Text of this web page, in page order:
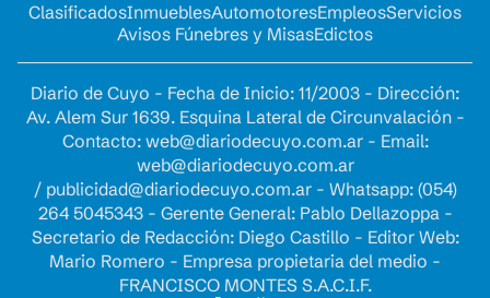
ClasificadosInmueblesAutomotoresEmpleosServicios
Avisos Fúnebres y MisasEdictos
Diario de Cuyo - Fecha de Inicio: 11/2003 - Dirección:
Av. Alem Sur 1639. Esquina Lateral de Circunvalación -
Contacto: web@diariodecuyo.com.ar- Email:
web@diariodecuyo.com.ar
/ publicidad@diariodecuyo.com.ar- Whatsapp: (054)
264 5045343 - Gerente General: Pablo Dellazoppa -
Secretario de Redacción: Diego Castillo - Editor Web:
Mario Romero - Empresa propietaria del medio -
FRANCISCO MONTES S.A.C.I.F.